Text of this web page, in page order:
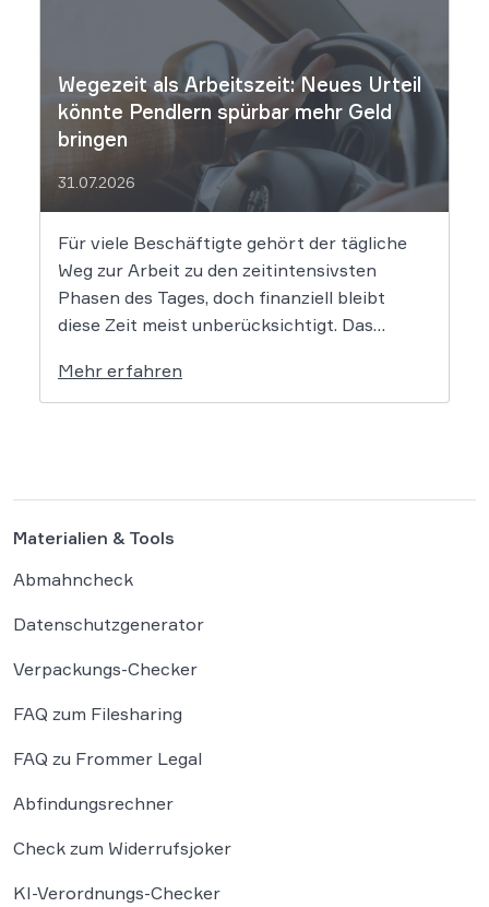
komplexe juristische Fragen auf. Das
Urheberrecht, das Markenrecht und das
Patentrecht […]
Wegezeit als Arbeitszeit: Neues Urteil
könnte Pendlern spürbar mehr Geld
bringen
31.07.2026
Für viele Beschäftigte gehört der tägliche
Weg zur Arbeit zu den zeitintensivsten
Phasen des Tages, doch finanziell bleibt
diese Zeit meist unberücksichtigt. Das
in die Debatte bringen und vielen
Arbeitnehmern den Weg zu einer Vergütung
Mehr erfahren
Materialien & Tools
Abmahncheck
Datenschutzgenerator
Verpackungs-Checker
FAQ zum Filesharing
FAQ zu Frommer Legal
Abfindungsrechner
Check zum Widerrufsjoker
KI-Verordnungs-Checker